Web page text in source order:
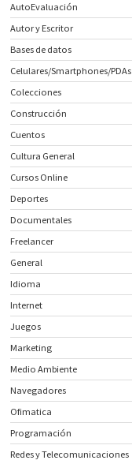
AutoEvaluación
Autor y Escritor
Bases de datos
Celulares/Smartphones/PDAs
Colecciones
Construcción
Cuentos
Cultura General
Cursos Online
Deportes
Documentales
Freelancer
General
Idioma
Internet
Juegos
Marketing
Medio Ambiente
Navegadores
Ofimatica
Programación
Redes y Telecomunicaciones